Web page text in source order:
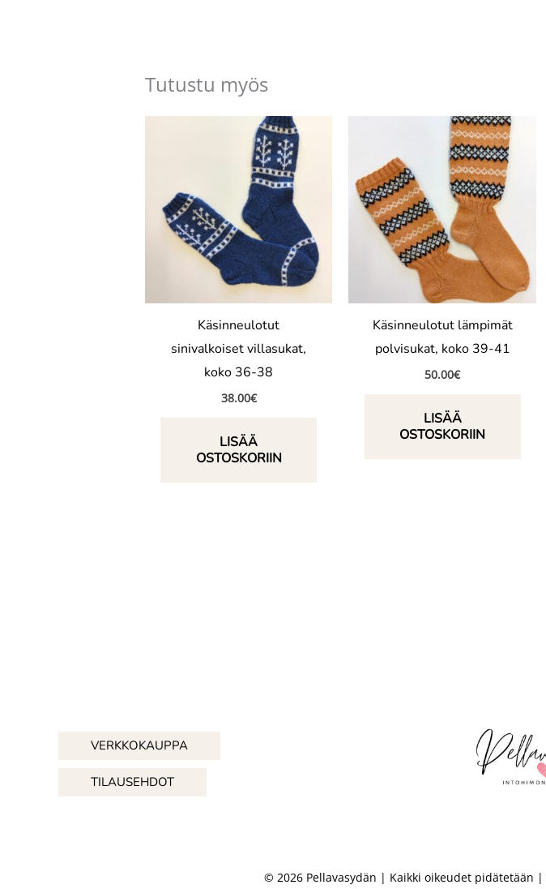
Tutustu myös
Käsinneulotut
sinivalkoiset villasukat,
koko 36-38
38.00€
LISÄÄ
OSTOSKORIIN
Käsinneulotut lämpimät
polvisukat, koko 39-41
50.00€
LISÄÄ
OSTOSKORIIN
VERKKOKAUPPA
TILAUSEHDOT
© 2026 Pellavasydän | Kaikki oikeudet pidätetään |